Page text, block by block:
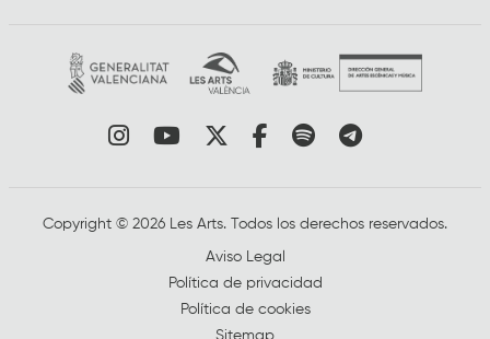
Link a instagram
Link a youtube
Link a twitter
Link a facebook
Link a spotify
Link a
Copyright © 2026 Les Arts. Todos los derechos reservados.
Aviso Legal
Política de privacidad
Política de cookies